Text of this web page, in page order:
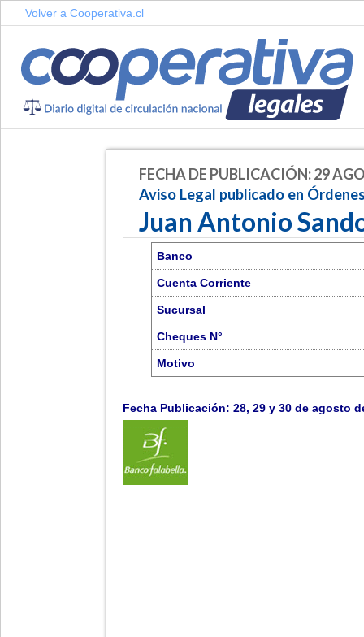
Volver a Cooperativa.cl
FECHA DE PUBLICACIÓN: 29
Aviso Legal publicado en
Juan Antonio
Banco
Cuenta Corriente
Sucursal
Cheques N°
Motivo
Fecha Publicación: 28, 29 y 30 de agosto